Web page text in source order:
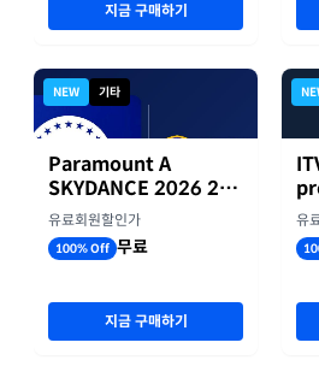
지금 구매하기
NEW 기타
Paramount A
SKYDANCE 2026 2분
기 실적
유료회원할인가
100% Off 무료
지금 구매하기
유